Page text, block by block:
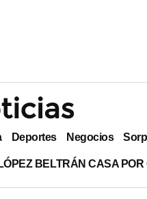
Deportes Negocios
LÓPEZ BELTRÁN CASA